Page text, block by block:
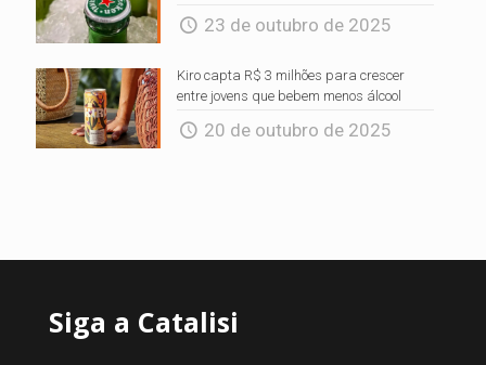
23 de outubro de 2025
Kiro capta R$ 3 milhões para crescer
entre jovens que bebem menos álcool
20 de outubro de 2025
Siga a Catalisi